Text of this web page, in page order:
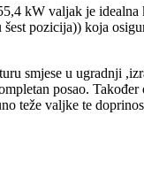
kW valjak je
pozicija)) koja
smjese u ugradnji
posao.
teže valjke te